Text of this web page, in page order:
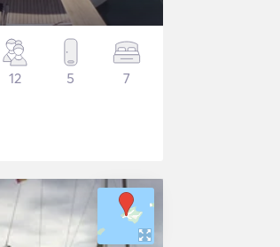
12 5 7